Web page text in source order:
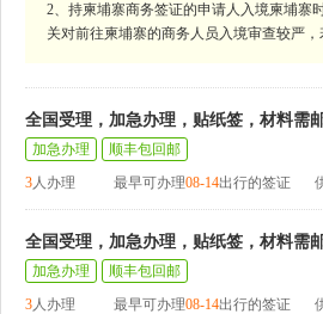
2、持柬埔寨商务签证的申请人入境柬埔寨
关对前往柬埔寨的商务人员入境审查较严
全国受理，加急办理，贴纸签，材料需
加急办理
顺丰包回邮
3人办理 最早可办理08-14出行的签证
全国受理，加急办理，贴纸签，材料需
加急办理
顺丰包回邮
3人办理 最早可办理08-14出行的签证